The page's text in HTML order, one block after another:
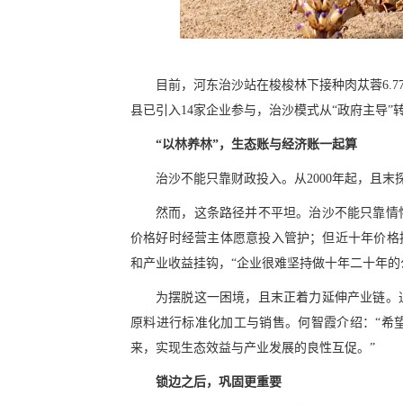
目前，河东治沙站在梭梭林下接种肉苁蓉
县已引入14家企业参与，治沙模式从“政府主导”
“以林养林”，生态账与经济账一起算
治沙不能只靠财政投入。从2000年起，且
然而，这条路径并不平坦。治沙不能只靠
价格好时经营主体愿意投入管护；但近十年价
和产业收益挂钩，“企业很难坚持做十年二十年
为摆脱这一困境，且末正着力延伸产业链
原料进行标准化加工与销售。何智霞介绍：“
来，实现生态效益与产业发展的良性互促。”
锁边之后，巩固更重要